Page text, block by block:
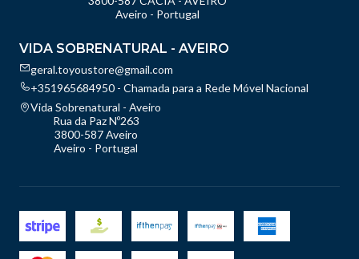
Aveiro - Portugal
VIDA SOBRENATURAL - AVEIRO
geral.toyoustore@gmail.com
+351965684950 - Chamada para a Rede Móvel Nacional
Vida Sobrenatural - Aveiro
Rua da Paz Nº263
3800-587 Aveiro
Aveiro - Portugal